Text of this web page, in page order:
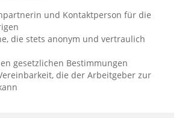
und Kontaktperson für die
die stets anonym und vertraulich
gesetzlichen Bestimmungen
die der Arbeitgeber zur